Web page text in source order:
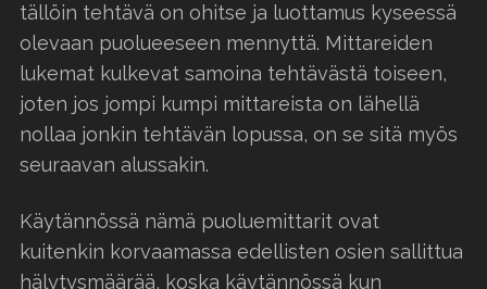
tällöin tehtävä on ohitse ja luottamus kyseessä
olevaan puolueeseen mennyttä. Mittareiden
lukemat kulkevat samoina tehtävästä toiseen,
joten jos jompi kumpi mittareista on lähellä
nollaa jonkin tehtävän lopussa, on se sitä myös
seuraavan alussakin.
Käytännössä nämä puoluemittarit ovat
kuitenkin korvaamassa edellisten osien sallittua
hälytysmäärää, koska käytännössä kun